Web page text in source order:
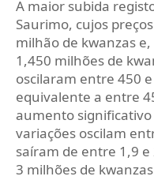
A maior subida
Saurimo, cujos
milhão de kwanzas
1,450 milhões de
oscilaram entre 450
equivalente a entre
aumento significativo
variações oscilam
saíram de entre 1,9
3 milhões de